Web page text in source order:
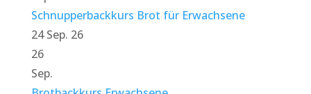
Schnupperbackkurs Brot für Erwachsene
24 Sep. 26
26
Sep.